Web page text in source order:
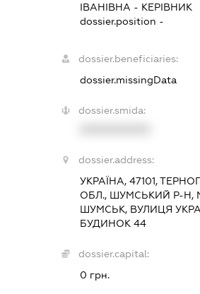
ІВАНІВНА - КЕРІВНИК
dossier.position -
dossier.beneficiaries:
dossier.missingData
dossier.smida:
dossier.address:
УКРАЇНА, 47101,
ОБЛ., ШУМСЬКИЙ Р-Н,
ШУМСЬК, ВУЛИЦЯ
БУДИНОК 44
dossier.capital:
0 грн.